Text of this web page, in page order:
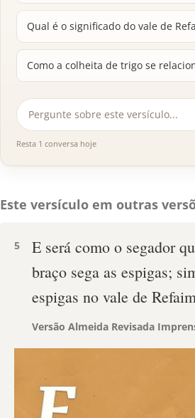
Qual é o significado do vale de
Como a colheita de trigo se
Resta 1 conversa hoje
Este versículo em outras
5
E será como o segador
braço sega as espigas;
espigas no vale de
Versão Almeida Revisada